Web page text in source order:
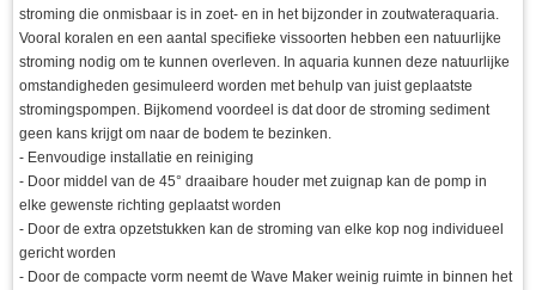
stroming die onmisbaar is in zoet- en in het bijzonder in zoutwateraquaria.
Vooral koralen en een aantal specifieke vissoorten hebben een natuurlijke
stroming nodig om te kunnen overleven. In aquaria kunnen deze natuurlijke
omstandigheden gesimuleerd worden met behulp van juist geplaatste
stromingspompen. Bijkomend voordeel is dat door de stroming sediment
geen kans krijgt om naar de bodem te bezinken.
- Eenvoudige installatie en reiniging
- Door middel van de 45° draaibare houder met zuignap kan de pomp in
elke gewenste richting geplaatst worden
- Door de extra opzetstukken kan de stroming van elke kop nog individueel
gericht worden
- Door de compacte vorm neemt de Wave Maker weinig ruimte in binnen het